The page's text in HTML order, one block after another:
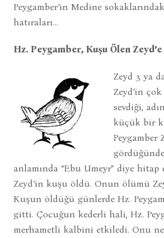
Peygamber’in Medine
hatıraları…
Hz. Peygamber, Kuşu Ölen
Zeyd 3 ya
Zeyd’in çok
sevdiği,
küçük bir
Peygamber
gördüğünde
anlamında “Ebu Umeyr” diye
Zeyd’in kuşu öldü. Onun ölümü
Kuşun öldüğü günlerde Hz.
gitti. Çocuğun kederli hali, Hz.
merhametli kalbini etkiledi. Onu